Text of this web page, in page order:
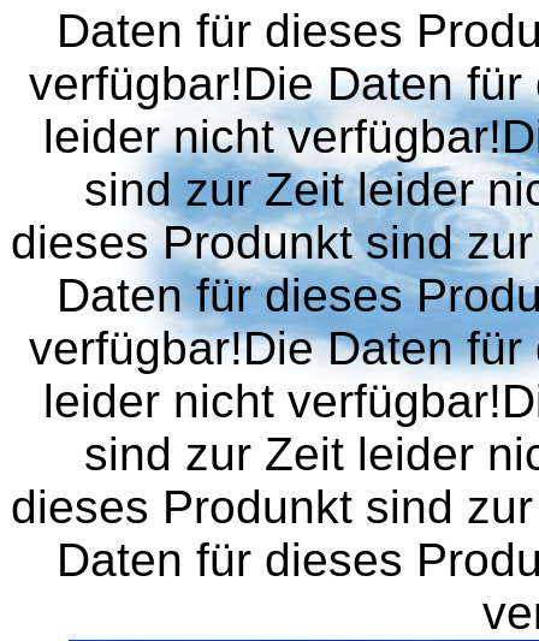
Daten für dieses
verfügbar!Die Daten
leider nicht
sind zur Zeit leider
dieses Produnkt sind
Daten für dieses
verfügbar!Die Daten
leider nicht
sind zur Zeit leider
dieses Produnkt sind
Daten für dieses